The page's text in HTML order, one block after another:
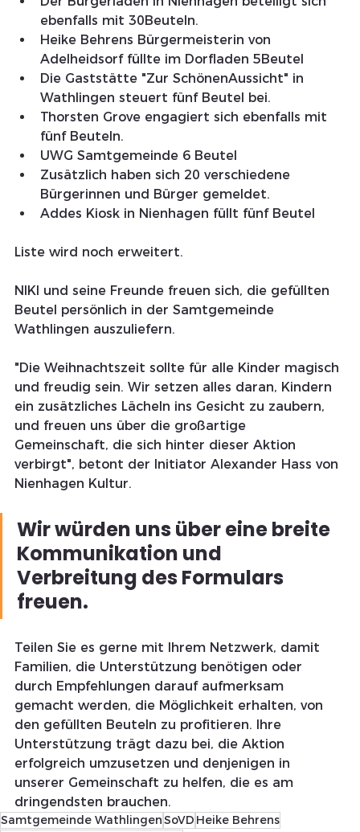
ebenfalls mit 30Beuteln.
Heike Behrens Bürgermeisterin von
Adelheidsorf füllte im Dorfladen 5Beutel
Die Gaststätte "Zur SchönenAussicht" in
Wathlingen steuert fünf Beutel bei.
Thorsten Grove engagiert sich ebenfalls mit
fünf Beuteln.
UWG Samtgemeinde 6 Beutel
Zusätzlich haben sich 20 verschiedene
Bürgerinnen und Bürger gemeldet.
Addes Kiosk in Nienhagen füllt fünf Beutel
Liste wird noch erweitert.
NIKI und seine Freunde freuen sich, die gefüllten
Beutel persönlich in der Samtgemeinde
Wathlingen auszuliefern.
"Die Weihnachtszeit sollte für alle Kinder magisch
und freudig sein. Wir setzen alles daran, Kindern
ein zusätzliches Lächeln ins Gesicht zu zaubern,
und freuen uns über die großartige
Gemeinschaft, die sich hinter dieser Aktion
verbirgt", betont der Initiator Alexander Hass von
Nienhagen Kultur.
Wir würden uns über eine breite
Kommunikation und
Verbreitung des Formulars
freuen.
Teilen Sie es gerne mit Ihrem Netzwerk, damit
Familien, die Unterstützung benötigen oder
durch Empfehlungen darauf aufmerksam
gemacht werden, die Möglichkeit erhalten, von
den gefüllten Beuteln zu profitieren. Ihre
Unterstützung trägt dazu bei, die Aktion
erfolgreich umzusetzen und denjenigen in
unserer Gemeinschaft zu helfen, die es am
dringendsten brauchen.
Samtgemeinde WathlingenSoVD Heike Behrens